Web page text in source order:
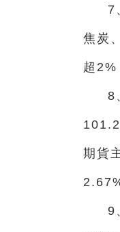
7
焦炭
超2%
8
期貨
9